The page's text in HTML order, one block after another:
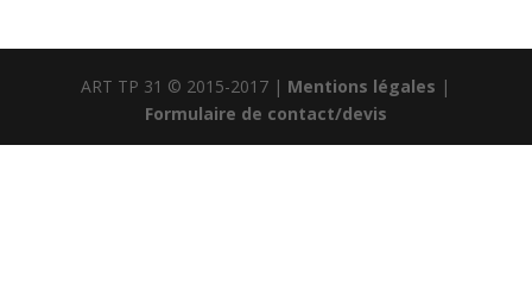
ART TP 31 © 2015-2017 | Mentions légales |
Formulaire de contact/devis